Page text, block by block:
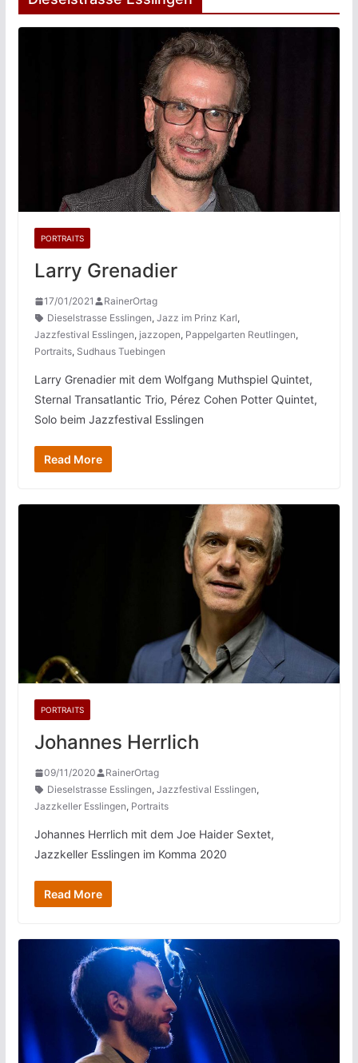
PORTRAITS
Larry Grenadier
17/01/2021
RainerOrtag
Dieselstrasse Esslingen, Jazz im Prinz Karl,
Jazzfestival Esslingen, jazzopen, Pappelgarten Reutlingen,
Portraits, Sudhaus Tuebingen
Larry Grenadier mit dem Wolfgang Muthspiel Quintet,
Sternal Transatlantic Trio, Pérez Cohen Potter Quintet,
Solo beim Jazzfestival Esslingen
Read More
PORTRAITS
Johannes Herrlich
09/11/2020
RainerOrtag
Dieselstrasse Esslingen, Jazzfestival Esslingen,
Jazzkeller Esslingen, Portraits
Johannes Herrlich mit dem Joe Haider Sextet,
Jazzkeller Esslingen im Komma 2020
Read More